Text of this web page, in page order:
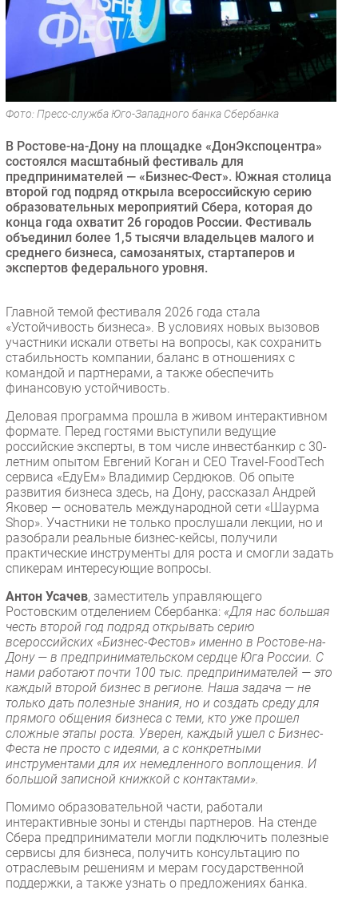
Регулирование
Финансы
Инновации
Гаджеты
Здоровье
РАЗДЕЛЫ
Новости
Аналитика
Мероприятия
Проекты
IT класс
Тестовый стенд
Фото: Пресс-служба Юго-Западного банка Сбербанка
В Ростове-на-Дону на площадке «ДонЭкспоцентра»
состоялся масштабный фестиваль для
предпринимателей — «Бизнес-Фест». Южная столица
второй год подряд открыла всероссийскую серию
образовательных мероприятий Сбера, которая до
конца года охватит 26 городов России. Фестиваль
объединил более 1,5 тысячи владельцев малого и
среднего бизнеса, самозанятых, стартаперов и
экспертов федерального уровня.
Главной темой фестиваля 2026 года стала
«Устойчивость бизнеса». В условиях новых вызовов
участники искали ответы на вопросы, как сохранить
стабильность компании, баланс в отношениях с
командой и партнерами, а также обеспечить
финансовую устойчивость.
Деловая программа прошла в живом интерактивном
формате. Перед гостями выступили ведущие
российские эксперты, в том числе инвестбанкир с 30-
летним опытом Евгений Коган и СЕО Travel-FoodTech
сервиса «ЕдуЕм» Владимир Сердюков. Об опыте
развития бизнеса здесь, на Дону, рассказал Андрей
Яковер — основатель международной сети «Шаурма
Shop». Участники не только прослушали лекции, но и
разобрали реальные бизнес-кейсы, получили
практические инструменты для роста и смогли задать
спикерам интересующие вопросы.
Антон Усачев, заместитель управляющего
Ростовским отделением Сбербанка: «Для нас большая
честь второй год подряд открывать серию
всероссийских «Бизнес-Фестов» именно в Ростове-на-
Дону — в предпринимательском сердце Юга России. С
нами работают почти 100 тыс. предпринимателей — это
каждый второй бизнес в регионе. Наша задача — не
только дать полезные знания, но и создать среду для
прямого общения бизнеса с теми, кто уже прошел
сложные этапы роста. Уверен, каждый ушел с Бизнес-
Феста не просто с идеями, а с конкретными
инструментами для их немедленного воплощения. И
большой записной книжкой с контактами».
Помимо образовательной части, работали
интерактивные зоны и стенды партнеров. На стенде
Сбера предприниматели могли подключить полезные
сервисы для бизнеса, получить консультацию по
отраслевым решениям и мерам государственной
поддержки, а также узнать о предложениях банка.